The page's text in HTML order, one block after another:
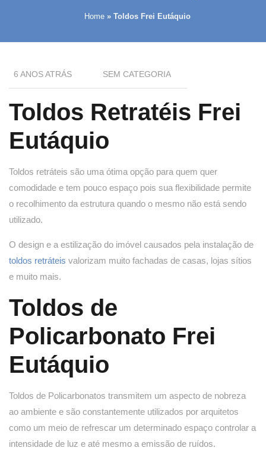
Home » Toldos Frei Eutáquio
6 ANOS ATRÁS SEM CATEGORIA
Toldos Retratéis Frei
Eutáquio
Toldos retráteis são uma ótima opção para quem quer
comodidade e tem pouco espaço pois sua flexibilidade permite
o recolhimento da estrutura quando o mesmo não está sendo
utilizado.
O design e a estilização do imóvel causados pela instalação de
toldos retráteis valorizam muito fachadas de casas, lojas sítios
e muito mais.
Toldos de
Policarbonato Frei
Eutáquio
Toldos de Policarbonatos transmitem um aspecto de nobreza
ao ambiente e são constantemente utilizados por arquitetos
como um meio de refrescar um determinado espaço controlar a
intensidade de luz e até mesmo a emissão de ruídos.